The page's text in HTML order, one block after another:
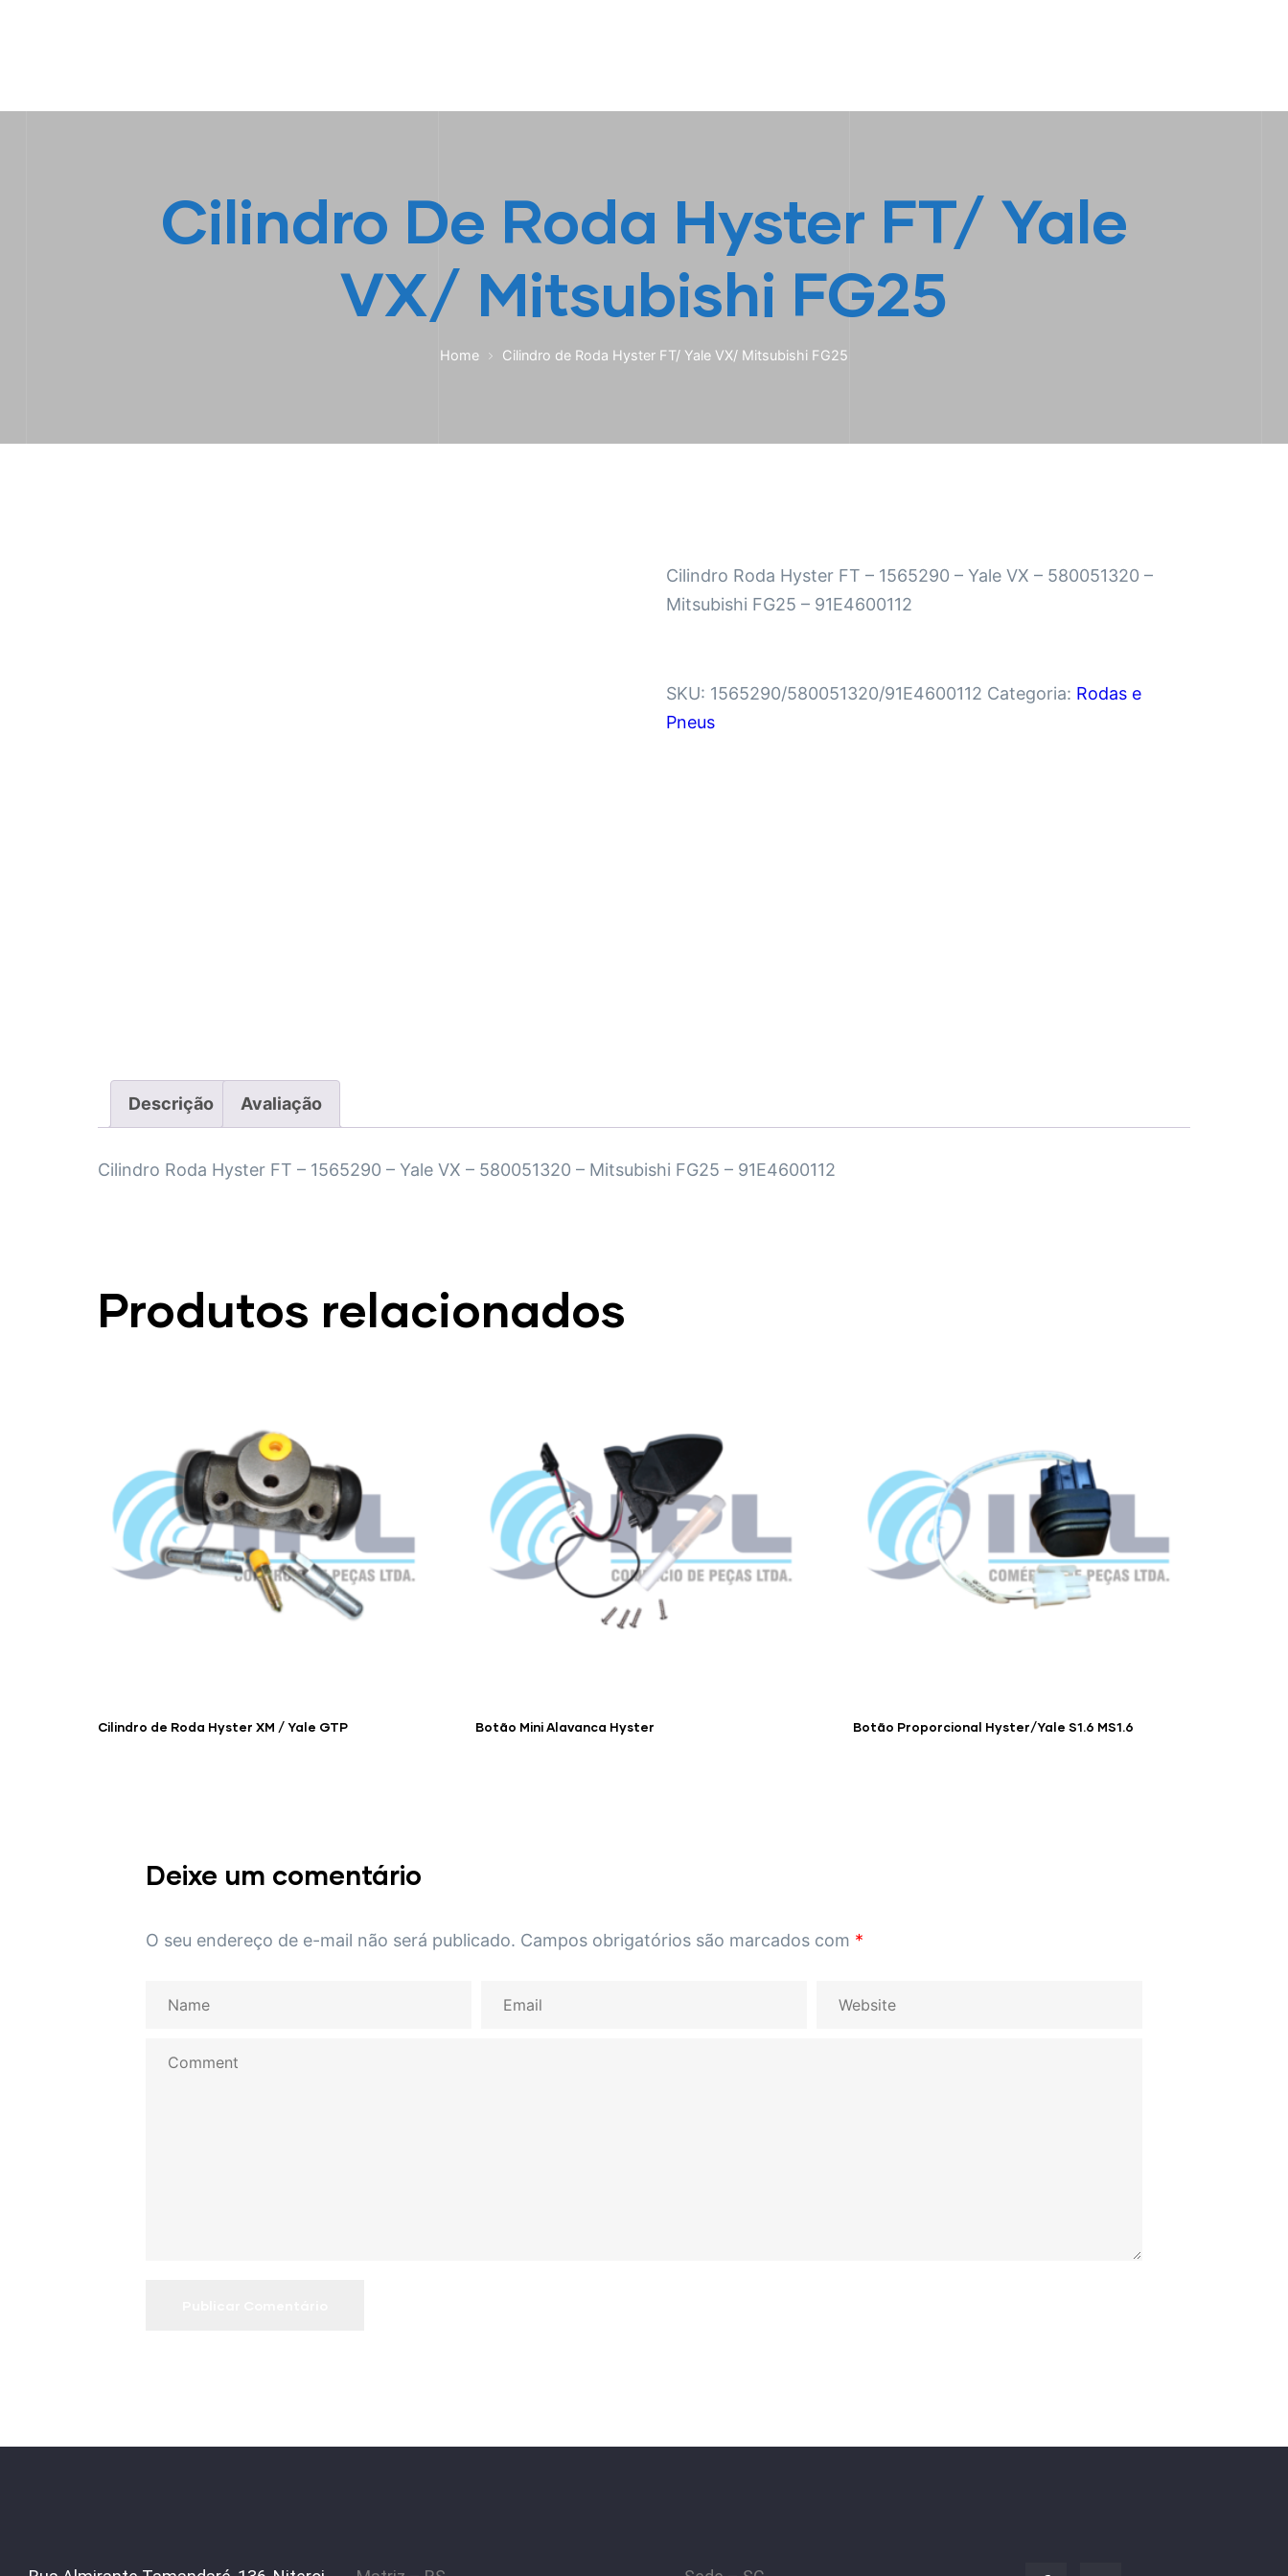
Cilindro De Roda Hyster FT/ Yale
VX/ Mitsubishi FG25
Home Cilindro de Roda Hyster FT/ Yale VX/ Mitsubishi FG25
Cilindro Roda Hyster FT – 1565290 – Yale VX – 580051320 –
Mitsubishi FG25 – 91E4600112
SKU: 1565290/580051320/91E4600112 Categoria: Rodas e
Pneus
Descrição Avaliação
Cilindro Roda Hyster FT – 1565290 – Yale VX – 580051320 – Mitsubishi FG25 – 91E4600112
Produtos relacionados
Cilindro de Roda Hyster XM / Yale GTP Botão Mini Alavanca Hyster Botão Proporcional Hyster/Yale S1.6 MS1.6
Deixe um comentário
O seu endereço de e-mail não será publicado. Campos obrigatórios são marcados com *